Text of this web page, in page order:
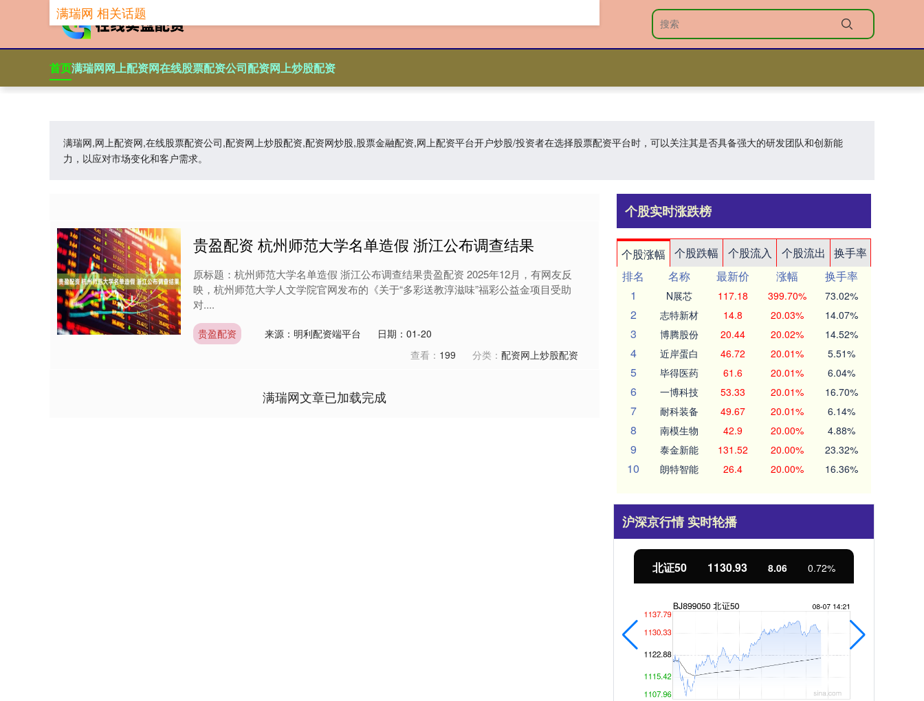
首页满瑞网网上配资网在线股票配资公司配资网上炒股配资
满瑞网,网上配资网,在线股票配资公司,配资网上炒股配资,配资网炒股,股票金融配资,网上配资平台开户炒股/投资者在选择股票配资平台时，可以关注其是否具备强大的研发团队和创新能
力，以应对市场变化和客户需求。
满瑞网 相关话题
贵盈配资 杭州师范大学名单造假 浙江公布调查结果
原标题：杭州师范大学名单造假 浙江公布调查结果贵盈配资 2025年12月，有网友反
映，杭州师范大学人文学院官网发布的《关于“多彩送教淳滋味”福彩公益金项目受助
对....
贵盈配资 来源：明利配资端平台
日期：01-20
查看： 199 分类： 配资网上炒股配资
满瑞网文章已加载完成
个股实时涨跌榜
个股涨幅 个股跌幅 个股流入 个股流出
换手率
排名
名称 最新价 涨幅
换手率
1
N展芯 117.18 399.70% 73.02%
2 志特新材 14.8 20.03% 14.07%
3 博腾股份 20.44 20.02% 14.52%
4 近岸蛋白 46.72 20.01% 5.51%
5 毕得医药 61.6 20.01% 6.04%
6 一博科技 53.33 20.01% 16.70%
7 耐科装备 49.67 20.01% 6.14%
8 南模生物 42.9 20.00% 4.88%
9 泰金新能 131.52 20.00% 23.32%
10 朗特智能 26.4 20.00% 16.36%
沪深京行情 实时轮播
北证50 1130.93 8.06 0.72%